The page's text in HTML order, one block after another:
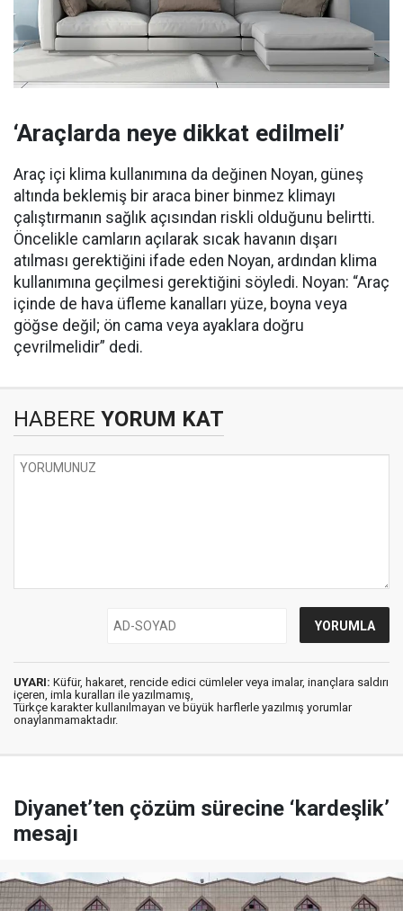
‘Araçlarda neye dikkat edilmeli’
Araç içi klima kullanımına da değinen Noyan, güneş
altında beklemiş bir araca biner binmez klimayı
çalıştırmanın sağlık açısından riskli olduğunu belirtti.
Öncelikle camların açılarak sıcak havanın dışarı
atılması gerektiğini ifade eden Noyan, ardından klima
kullanımına geçilmesi gerektiğini söyledi. Noyan: “Araç
içinde de hava üfleme kanalları yüze, boyna veya
göğse değil; ön cama veya ayaklara doğru
çevrilmelidir” dedi.
HABERE YORUM KAT
UYARI: Küfür, hakaret, rencide edici cümleler veya imalar, inançlara saldırı
içeren, imla kuralları ile yazılmamış,
Türkçe karakter kullanılmayan ve büyük harflerle yazılmış yorumlar
onaylanmamaktadır.
Diyanet’ten çözüm sürecine ‘kardeşlik’
mesajı